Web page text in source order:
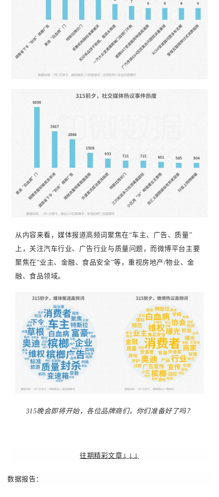
从内容来看，媒体报道高频词聚焦在“车主、广告、质量”
上，关注汽车行业、广告行业与质量问题，而微博平台主要
聚焦在“业主、金融、食品安全”等，重视房地产/物业、金
融、食品领域。
315晚会即将开始，各位品牌商们，你们准备好了吗？
往期精彩文章↓↓↓
数据报告：